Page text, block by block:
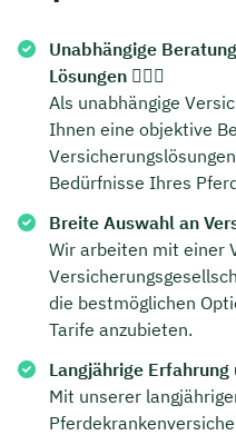
Unabhängige
Lösungen 🕵️‍♂️🐴
Als unabhängige
Ihnen eine objektive
Bedürfnisse Ihres
Breite Auswahl an
Wir arbeiten mit einer
die bestmöglichen
Tarife anzubieten.
Langjährige
Mit unserer
Dauer: ca. 30
Kostenfrei &
🗓️ Wählen Sie jetzt
Meeting buchen